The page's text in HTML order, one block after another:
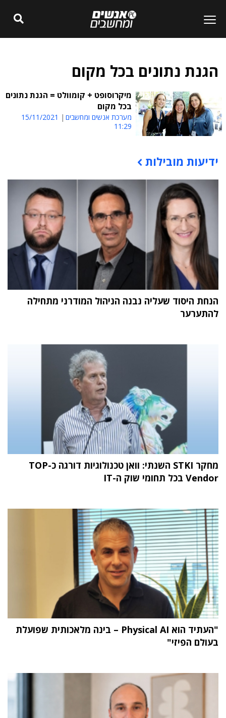
הגנת נתונים בכל מקום
מיקרוסופט + קומוולט = הגנת נתונים
בכל מקום
מערכת אנשים ומחשבים
15/11/2021
11:29
תוכן פרסומי
ידיעות מובילות
הנחת היסוד שעליה נבנה הניהול המודרני מתחילה
להתערער
מחקר STKI השנתי: וואן טכנולוגיות דורגה כ-TOP
Vendor בכל תחומי שוק ה-IT
"העתיד הוא Physical AI – בינה מלאכותית שפועלת
בעולם הפיזי"